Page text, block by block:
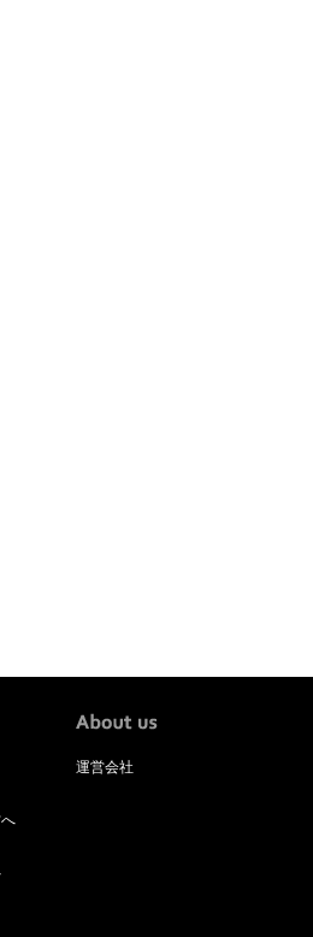
運営会社